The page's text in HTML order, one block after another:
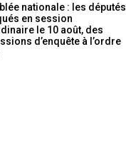
nationale : les députés
en session
le 10 août, des
d’enquête à l’ordre